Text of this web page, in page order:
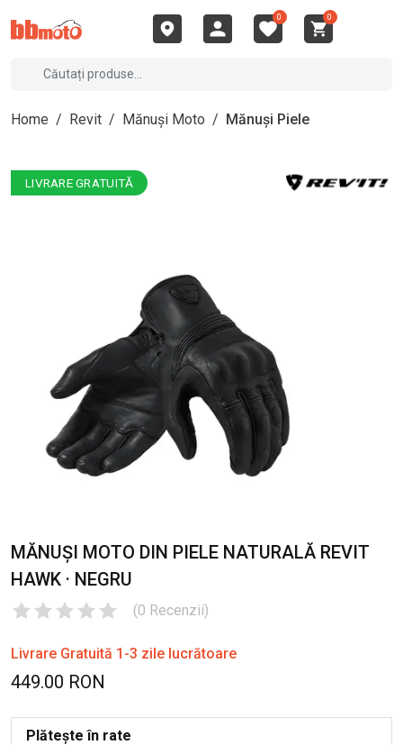
0 0
Home / Revit / Mănuși Moto / Mănuși Piele
LIVRARE GRATUITĂ
MĂNUȘI MOTO DIN PIELE NATURALĂ REVIT
HAWK · NEGRU
(0 Recenzii)
Livrare Gratuită 1-3 zile lucrătoare
449.00 RON
Plătește în rate